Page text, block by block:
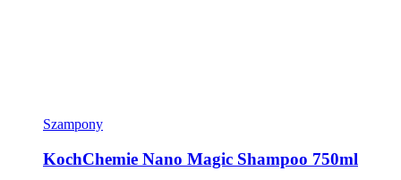
Szampony
KochChemie Nano Magic Shampoo 750ml